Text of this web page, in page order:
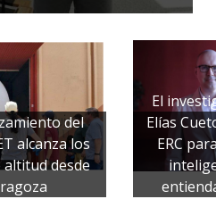
del
alcanza los
altitud desde
El
Elías
ERC